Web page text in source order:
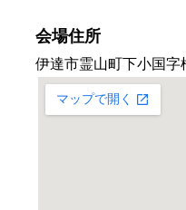
会場住所